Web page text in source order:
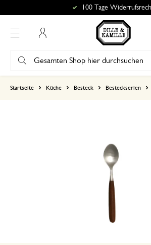
100 Tage
Startseite Küche Besteck Besteckserien